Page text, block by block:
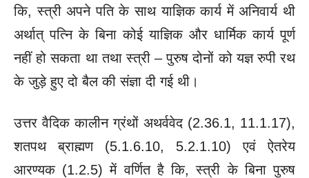
कि, स्त्री अपने पति के साथ याज्ञिक कार्य में अनिवार्य थी
अर्थात् पत्नि के बिना कोई याज्ञिक और धार्मिक कार्य पूर्ण
नहीं हो सकता था तथा स्त्री – पुरुष दोनों को यज्ञ रुपी रथ
के जुड़े हुए दो बैल की संज्ञा दी गई थी।
उत्तर वैदिक कालीन ग्रंथों अथर्ववेद (2.36.1, 11.1.17),
शतपथ ब्राह्मण (5.1.6.10, 5.2.1.10) एवं ऐतरेय
आरण्यक (1.2.5) में वर्णित है कि, स्त्री के बिना पुरुष